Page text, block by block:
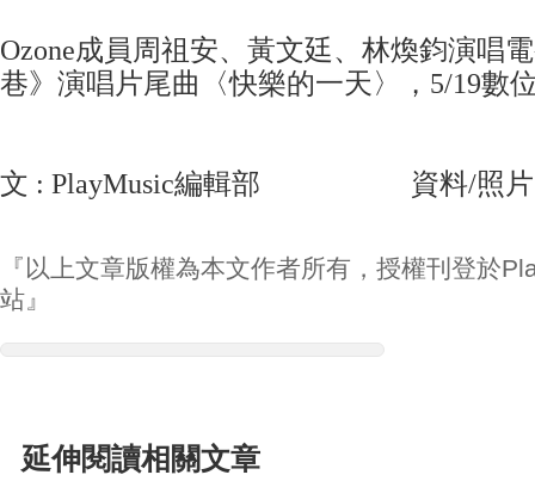
Ozone成員周祖安、黃文廷、林煥鈞演唱
巷》演唱片尾曲〈快樂的一天〉，5/19數
文 : PlayMusic編輯部 資料/照片 :
『以上文章版權為本文作者所有，授權刊登於
站』
延伸閱讀相關文章